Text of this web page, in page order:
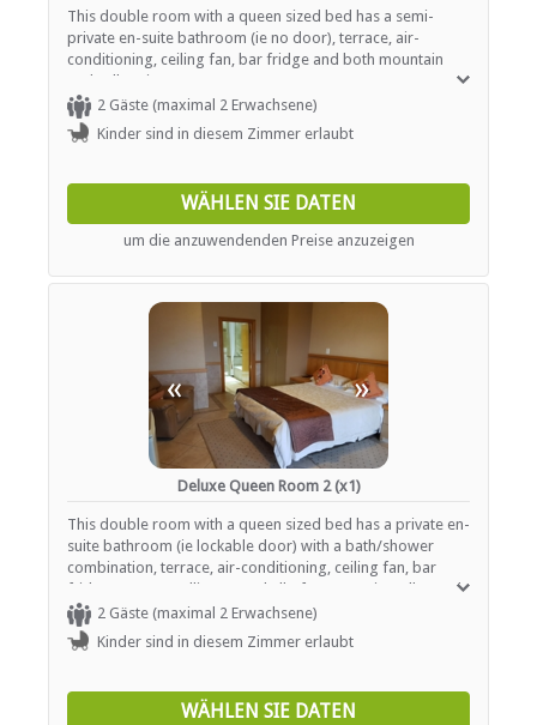
Dachdeck
Rauchen: in abgegrenzten Gebieten
Rauchen: Nicht drinnen
Schwimmbad
ESSEN UND TRINKEN
Braai / Grill (BBQ)
Kostenloser Tee / Kaffee
Restaurant / Esszimmer
INTERNET
Kostenloses Wi-Fi
This double room with a queen sized bed has a semi-
private en-suite bathroom (ie no door), terrace, air-
conditioning, ceiling fan, bar fridge and both mountain
and valley view.
2 Gäste (maximal 2 Erwachsene)
Kinder sind in diesem Zimmer erlaubt
WÄHLEN SIE DATEN
um die anzuwendenden Preise anzuzeigen
« »
Deluxe Queen Room 2 (x1)
This double room with a queen sized bed has a private en-
suite bathroom (ie lockable door) with a bath/shower
combination, terrace, air-conditioning, ceiling fan, bar
fridge, DSTV/satellite TV, and all of a mountain, valley and
town view.
2 Gäste (maximal 2 Erwachsene)
Kinder sind in diesem Zimmer erlaubt
WÄHLEN SIE DATEN